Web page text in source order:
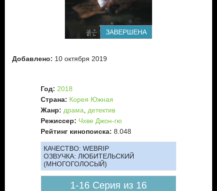
ЗАВЕРШЕНА
Добавлено: 10 октября 2019
Год: 2018
Страна: Корея Южная
Жанр: драма
детектив
Режиссер: Чхве Джон-гю
Рейтинг кинопоиска: 8.048
КАЧЕСТВО: WEBRIP
ОЗВУЧКА: ЛЮБИТЕЛЬСКИЙ
(МНОГОГОЛОСЫЙ)
1-16 Серия из 16